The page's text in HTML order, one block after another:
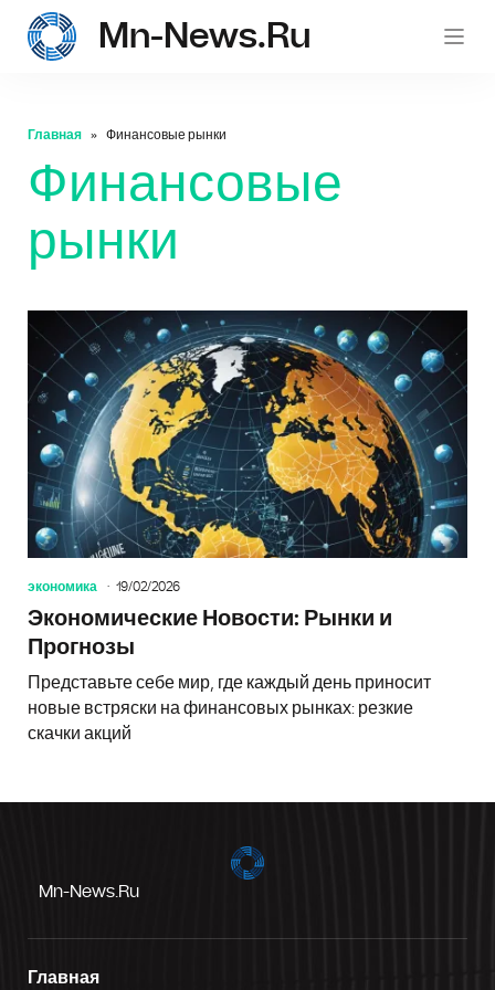
Mn-News.ru
Главная Финансовые рынки
Финансовые
рынки
экономика 19/02/2026
Экономические Новости: Рынки и
Прогнозы
Представьте себе мир, где каждый день приносит
новые встряски на финансовых рынках: резкие
скачки акций
Mn-News.ru
Главная